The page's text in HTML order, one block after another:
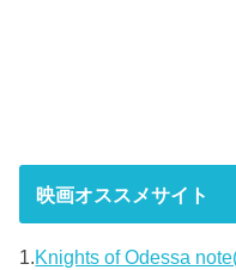
映画オススメサイト
1.Knights of Odessa